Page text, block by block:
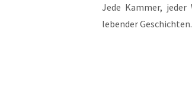
Jede Kam­mer,
leben­der